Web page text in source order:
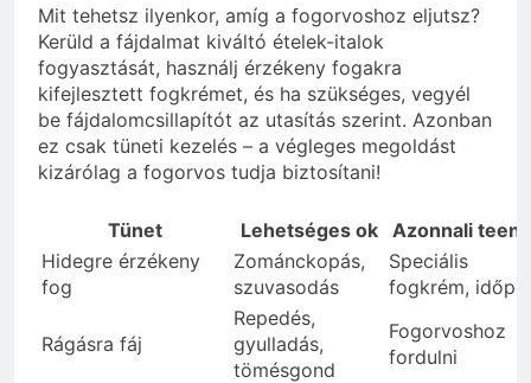
Mit tehetsz ilyenkor, amíg a fogorvoshoz eljutsz?
Kerüld a fájdalmat kiváltó ételek-italok
fogyasztását, használj érzékeny fogakra
kifejlesztett fogkrémet, és ha szükséges, vegyél
be fájdalomcsillapítót az utasítás szerint. Azonban
ez csak tüneti kezelés – a végleges megoldást
kizárólag a fogorvos tudja biztosítani!
Tünet Lehetséges ok
Azonnali
Hidegre érzékeny
fog
Zománckopás,
szuvasodás
Speciális
fogkrém,
Rágásra fáj
Repedés,
gyulladás,
tömésgond
Fogorvoshoz
fordulni